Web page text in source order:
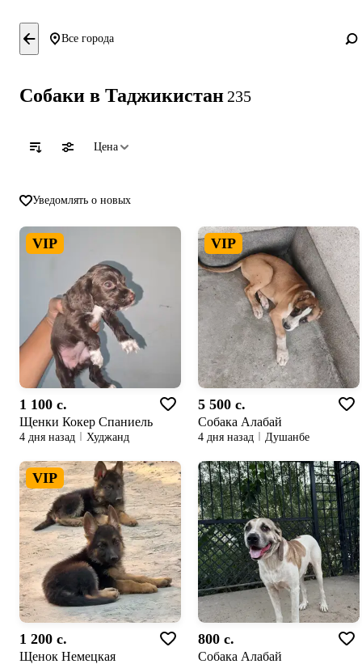
Все города
Собаки в Таджикистан 235
Цена
Уведомлять о новых
VIP
1 100 c.
Щенки Кокер Спаниель
4 дня назад Худжанд
VIP
5 500 c.
Собака Алабай
4 дня назад Душанбе
VIP
1 200 c.
Щенок Немецкая
800 c.
Собака Алабай